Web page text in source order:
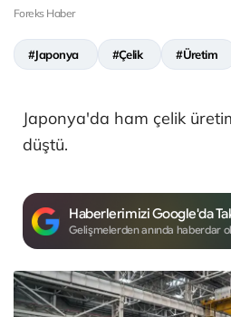
Foreks Haber
#Japonya #Çelik #Üretim
Japonya'da ham çelik
düştü.
Haberlerimizi Google'da
Gelişmelerden anında haberdar